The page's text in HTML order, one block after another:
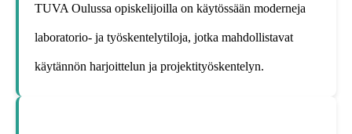
TUVA Oulussa opiskelijoilla on käytössään moderneja
laboratorio- ja työskentelytiloja, jotka mahdollistavat
käytännön harjoittelun ja projektityöskentelyn.